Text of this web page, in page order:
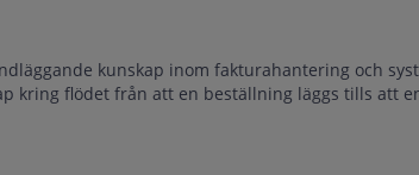
kunskap inom fakturahantering och
kring flödet från att en beställning läggs tills att